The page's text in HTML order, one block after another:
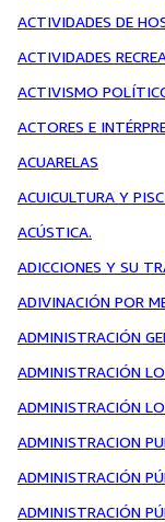
ACTIVIDADES DE
ACTIVIDADES
ACTIVISMO
ACTORES E
ACUARELAS
ACUICULTURA Y
ACÚSTICA.
ADICCIONES Y SU
ADIVINACIÓN POR
ADMINISTRACIÓN
ADMINISTRACIÓN
ADMINISTRACIÓN
ADMINISTRACION
ADMINISTRACIÓN
ADMINISTRACIÓN